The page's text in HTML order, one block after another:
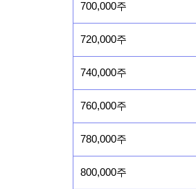
700,000주
720,000주
740,000주
760,000주
780,000주
800,000주